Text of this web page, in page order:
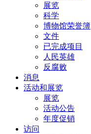
展览
科学
博物馆荣誉簿
文件
已完成项目
人民英雄
反腐败
消息
活动和展览
展览
活动公告
年度促销
访问